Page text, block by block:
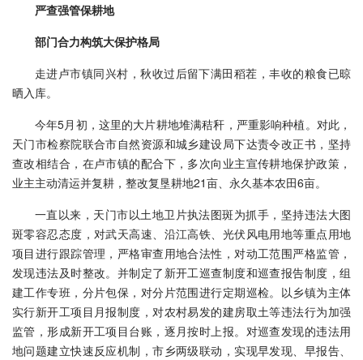
严查强管保耕地
部门合力构筑大保护格局
走进卢市镇同兴村，秋收过后留下满田稻茬，丰收的粮食已晾
晒入库。
今年5月初，这里的大片耕地堆满秸秆，严重影响种植。对此，
天门市检察院联合市自然资源和城乡建设局下达责令改正书，坚持
查改相结合，在卢市镇的配合下，多次向业主宣传耕地保护政策，
业主主动清运并复耕，整改复垦耕地21亩、永久基本农田6亩。
一直以来，天门市以土地卫片执法图斑为抓手，坚持违法大图
斑零容忍态度，对武天高速、沿江高铁、光伏风电用地等重点用地
项目进行跟踪管理，严格审查用地合法性，对动工范围严格监管，
发现违法及时整改。并制定了新开工巡查制度和巡查报告制度，组
建工作专班，分片包保，对分片范围进行定期巡检。以乡镇为主体
实行新开工项目月报制度，对农村易发的建房取土等违法行为加强
监管，形成新开工项目台账，逐月按时上报。对巡查发现的违法用
地问题建立快速反应机制，市乡两级联动，实现早发现、早报告、